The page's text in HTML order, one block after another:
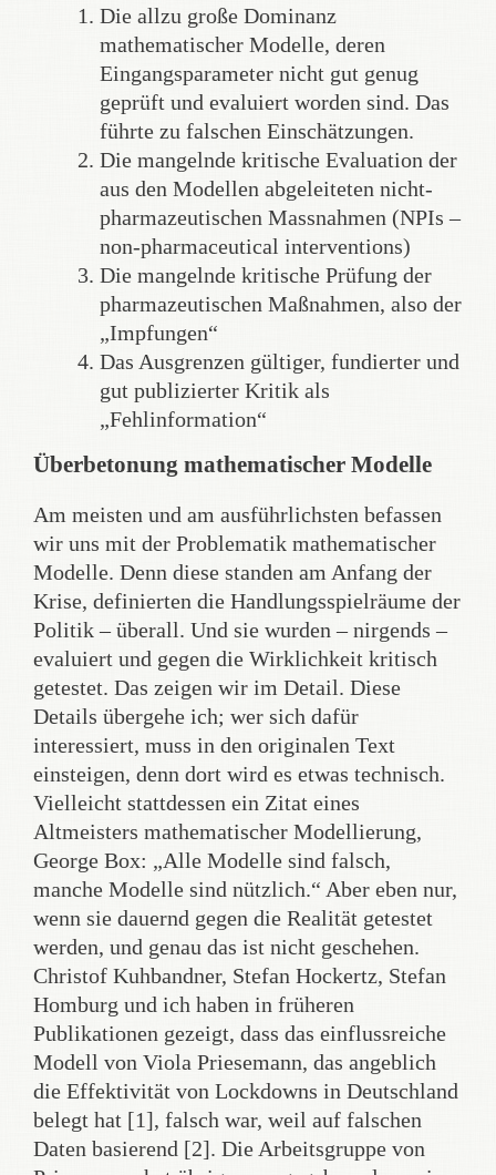
Die allzu große Dominanz
mathematischer Modelle, deren
Eingangsparameter nicht gut genug
geprüft und evaluiert worden sind. Das
führte zu falschen Einschätzungen.
Die mangelnde kritische Evaluation der
aus den Modellen abgeleiteten nicht-
pharmazeutischen Massnahmen (NPIs –
non-pharmaceutical interventions)
Die mangelnde kritische Prüfung der
pharmazeutischen Maßnahmen, also der
„Impfungen“
Das Ausgrenzen gültiger, fundierter und
gut publizierter Kritik als
„Fehlinformation“
Überbetonung mathematischer Modelle
Am meisten und am ausführlichsten befassen
wir uns mit der Problematik mathematischer
Modelle. Denn diese standen am Anfang der
Krise, definierten die Handlungsspielräume der
Politik – überall. Und sie wurden – nirgends –
evaluiert und gegen die Wirklichkeit kritisch
getestet. Das zeigen wir im Detail. Diese
Details übergehe ich; wer sich dafür
interessiert, muss in den originalen Text
einsteigen, denn dort wird es etwas technisch.
Vielleicht stattdessen ein Zitat eines
Altmeisters mathematischer Modellierung,
George Box: „Alle Modelle sind falsch,
manche Modelle sind nützlich.“ Aber eben nur,
wenn sie dauernd gegen die Realität getestet
werden, und genau das ist nicht geschehen.
Christof Kuhbandner, Stefan Hockertz, Stefan
Homburg und ich haben in früheren
Publikationen gezeigt, dass das einflussreiche
Modell von Viola Priesemann, das angeblich
die Effektivität von Lockdowns in Deutschland
belegt hat [1], falsch war, weil auf falschen
Daten basierend [2]. Die Arbeitsgruppe von